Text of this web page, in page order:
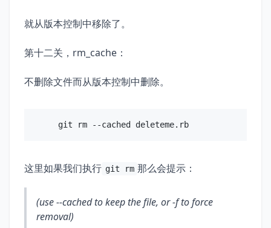
就从版本控制中移除了。
第十二关，rm_cache：
不删除文件而从版本控制中删除。
这里如果我们执行 git rm 那么会提示：
(use --cached to keep the file, or -f to force
removal)